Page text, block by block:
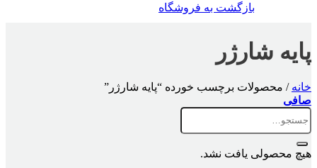
بازگشت به فروشگاه
پایه شارژر
خانه / محصولات برچسب خورده “پایه شارژر”
صافی
جستجو
برای:
هیچ محصولی یافت نشد.